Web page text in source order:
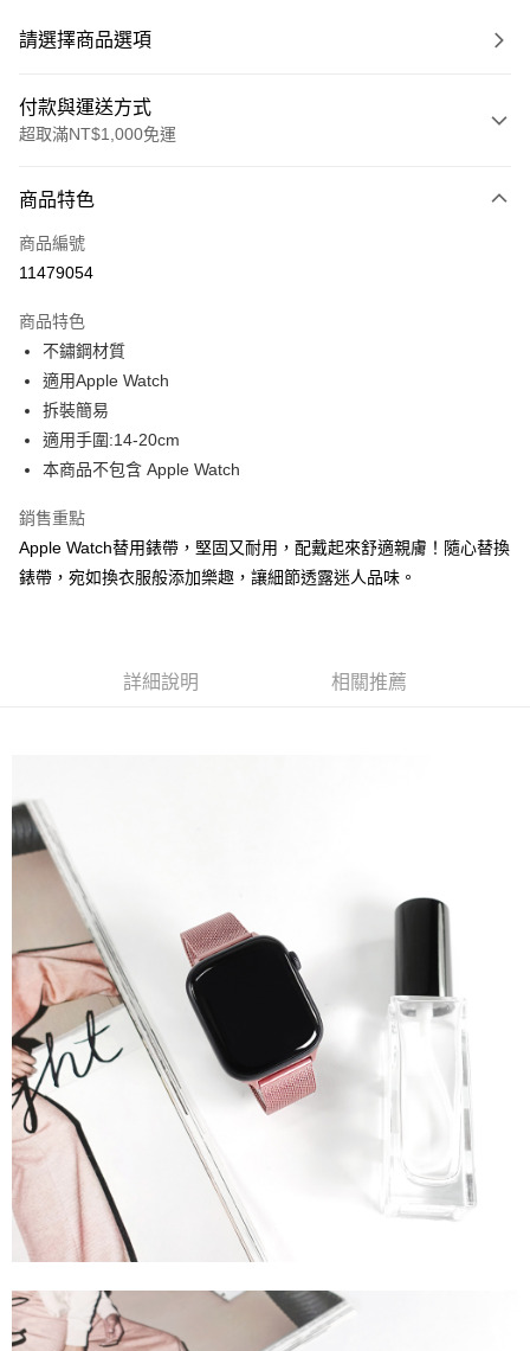
請選擇商品選項
付款與運送方式
超取滿NT$1,000免運
信用卡一次付款
超商取貨付款
Apple Pay
街口支付
悠遊付
Google Pay
ATM付款
運送方式
付款後全家取貨
每筆NT$60，滿NT$1,000(含以上)免運費
付款後7-11取貨
每筆NT$60，滿NT$1,000(含以上)免運費
每筆NT$80，滿NT$1,000(含以上)免運費
商品特色
商品編號
11479054
商品特色
不鏽鋼材質
適用Apple Watch
拆裝簡易
適用手圍:14-20cm
本商品不包含 Apple Watch
銷售重點
Apple Watch替用錶帶，堅固又耐用，配戴起來舒適親膚！隨心替換
錶帶，宛如換衣服般添加樂趣，讓細節透露迷人品味。
詳細說明 相關推薦